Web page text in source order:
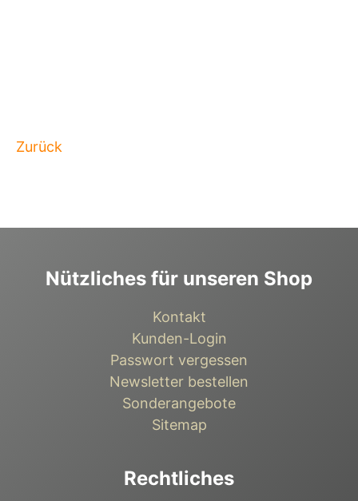
Zurück
Nützliches für unseren Shop
Kontakt
Kunden-Login
Passwort vergessen
Newsletter bestellen
Sonderangebote
Sitemap
Rechtliches